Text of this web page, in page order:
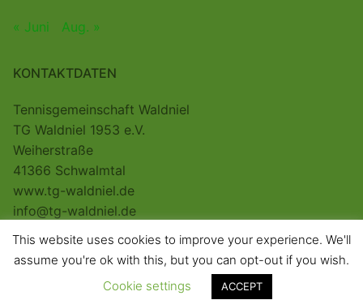
« Juni Aug. »
KONTAKTDATEN
Tennisgemeinschaft Waldniel
TG Waldniel 1953 e.V.
Weiherstraße
41366 Schwalmtal
www.tg-waldniel.de
info@tg-waldniel.de
Copyright © 2026 – Powered by Martin Paulányi.
This website uses cookies to improve your experience. We'll
assume you're ok with this, but you can opt-out if you wish.
Cookie settings
ACCEPT